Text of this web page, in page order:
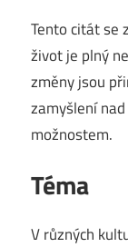
Tento citát se
život je plný
změny jsou
zamyšlení
možnostem.
Téma
V různých